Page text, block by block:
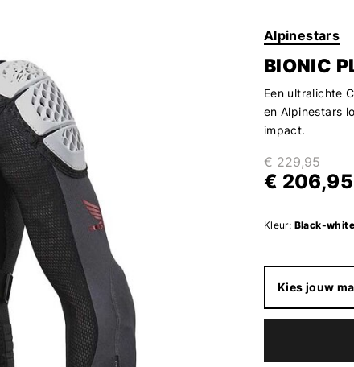
Alpinestars
BIONIC
Een ultralichte
en Alpinestars
impact.
€ 229,95
€ 206,95
Kleur: Black-
Kies jouw